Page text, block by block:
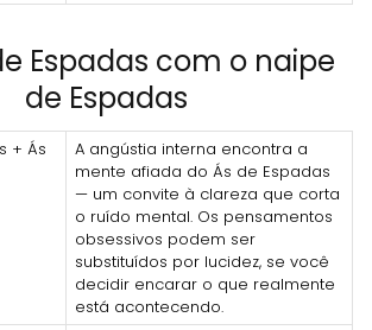
Espadas com o naipe
de Espadas
+ Ás
A angústia interna encontra a
mente afiada do Ás de Espadas
— um convite à clareza que corta
o ruído mental. Os pensamentos
obsessivos podem ser
substituídos por lucidez, se você
decidir encarar o que realmente
está acontecendo.